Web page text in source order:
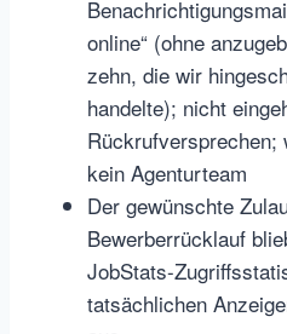
online“ (ohne
zehn, die wir
handelte); nicht
Rückrufversprechen;
kein Agenturteam
Der gewünschte
Bewerberrücklauf
JobStats-
tatsächlichen